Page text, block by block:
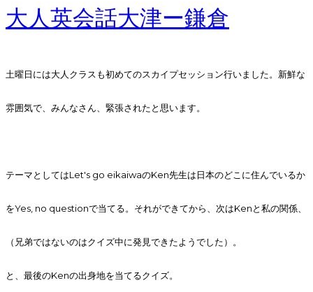
大人英会話大津ー鎌倉
土曜日には大人クラスも初めてのスカイプセッション行いました。新鮮な
雰囲気で、みんなさん、緊張されたと思います。
テーマとしてはLet's go eikaiwaのKen先生は日本のどこに住んでいるか
をYes, no questionで当てる。それができてから、次はKenと私の関係、
（兄弟ではないのはクイズ中に発見できたようでした）。
と、最後のKenの出身地を当てるクイズ。